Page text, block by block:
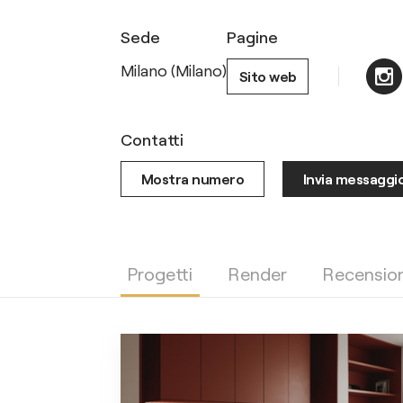
Sede
Milano (Milano)
Pagine
Sito web
Contatti
Mostra numero Invia
Progetti Render